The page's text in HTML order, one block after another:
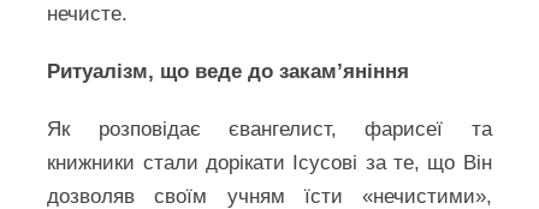
нечисте.
Ритуалізм, що веде до закам’яніння
Як розповідає євангелист, фарисеї та
книжники стали дорікати Ісусові за те, що Він
дозволяв своїм учням їсти «нечистими»,